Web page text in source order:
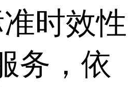
时效性
务，依